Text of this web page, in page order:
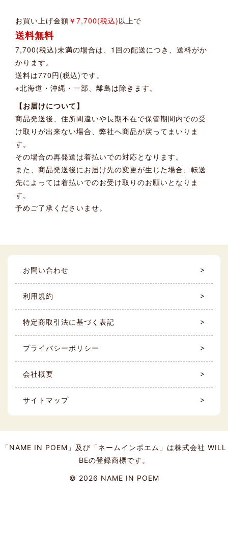
お買い上げ金額 ￥7,700(税込)以上で
送料無料
7,700(税込)未満の場合は、1回の配送につき、送料がか
かります。
送料は770円(税込)です。
※北海道・沖縄・一部、離島は除きます。
【お届けについて】
商品発送後、住所間違いや長期不在で保管期間内での受
け取りが出来ない場合、弊社へ商品が戻ってまいりま
す。
その場合の再発送は着払いでの対応となります。
また、商品発送後にお届け先の変更が生じた場合、転送
先によっては着払いでのお受け取りのお願いとなりま
す。
予めご了承くださいませ。
お問い合わせ
利用規約
特定商取引法に基づく表記
プライバシーポリシー
会社概要
サイトマップ
「NAME IN POEM」及び「ネームインポエム」は株式会社 WILL
BEの登録商標です。
© 2026 NAME IN POEM